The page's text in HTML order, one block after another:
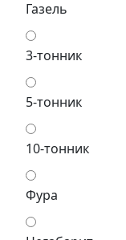
Газель
3-тонник
5-тонник
10-тонник
Фура